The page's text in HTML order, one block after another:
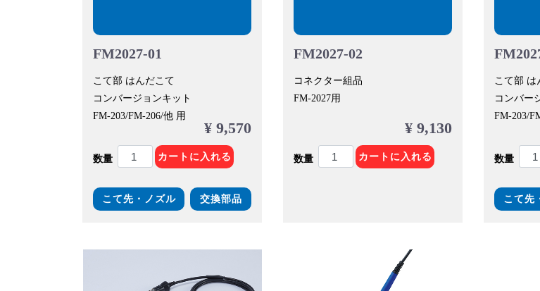
FM2027-01
こて部 はんだこて
コンバージョンキット
FM-203/FM-206/他 用
¥ 9,570
数量 カートに入れる
こて先・ノズル 交換部品
FM2027-02
コネクター組品
FM-2027用
¥ 9,130
数量 カートに入れる
こて部 は
コンバー
FM-203/
数量
こて先